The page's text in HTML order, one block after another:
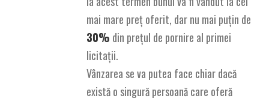
mai mare preț oferit, dar nu mai puțin de
30% din prețul de pornire al primei
licitații.
Vânzarea se va putea face chiar dacă
există o singură persoană care oferă